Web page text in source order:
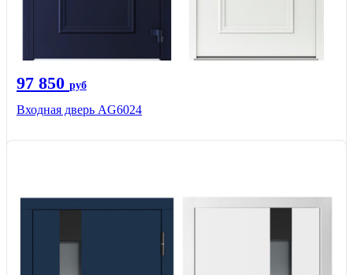
97 850 руб
Входная дверь AG6024